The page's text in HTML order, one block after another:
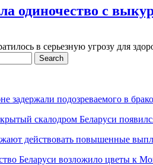
одиночество с
в серьезную угрозу для
задержали подозреваемого в
скалодром Беларуси
действовать повышенные
Беларуси возложило цветы к